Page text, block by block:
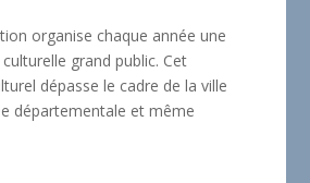
organise chaque année une
grand public. Cet
dépasse le cadre de la ville
départementale et même